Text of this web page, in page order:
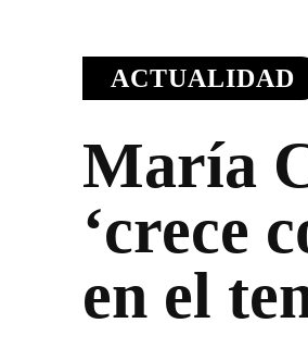
ACTUALIDAD
María
‘crece
en el